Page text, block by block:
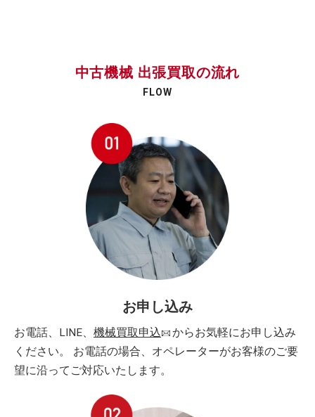
中古機械 出張買取の流れ
FLOW
お申し込み
お電話、LINE、 機械買取申込
からお気軽にお申し込み
ください。 お電話の場合、オペレーターがお客様のご要
望に沿ってご対応いたします。